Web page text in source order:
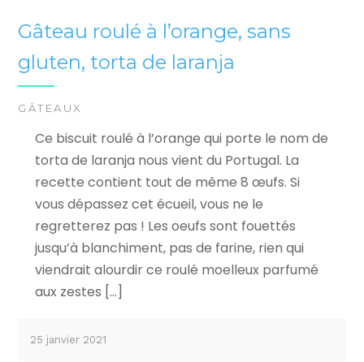
Gâteau roulé à l’orange, sans
gluten, torta de laranja
GÂTEAUX
Ce biscuit roulé à l’orange qui porte le nom de
torta de laranja nous vient du Portugal. La
recette contient tout de même 8 œufs. Si
vous dépassez cet écueil, vous ne le
regretterez pas ! Les oeufs sont fouettés
jusqu’à blanchiment, pas de farine, rien qui
viendrait alourdir ce roulé moelleux parfumé
aux zestes […]
25 janvier 2021